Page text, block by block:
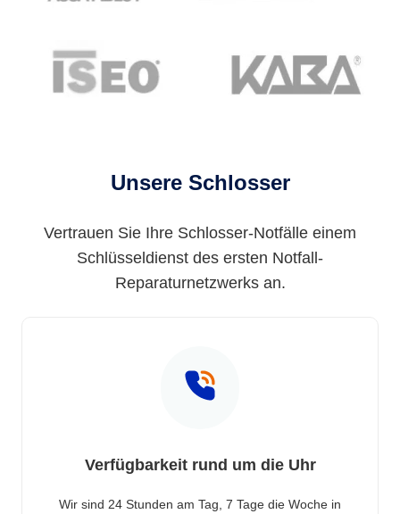
Unsere Schlosser
Vertrauen Sie Ihre Schlosser-Notfälle einem
Schlüsseldienst des ersten Notfall-
Reparaturnetzwerks an.
Verfügbarkeit rund um die Uhr
Wir sind 24 Stunden am Tag, 7 Tage die Woche in